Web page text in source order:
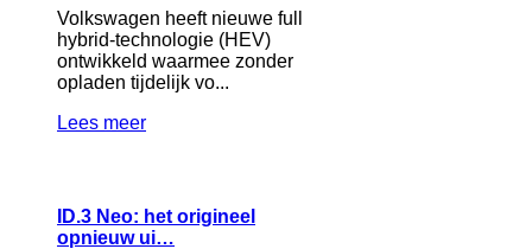
Volkswagen heeft nieuwe full
hybrid-technologie (HEV)
ontwikkeld waarmee zonder
opladen tijdelijk vo...
Lees meer
ID.3 Neo: het origineel
opnieuw ui…